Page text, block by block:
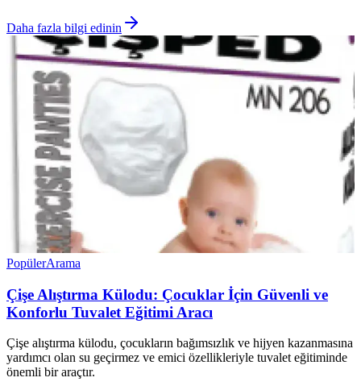
Daha fazla bilgi edinin
PopülerArama
Çişe Alıştırma Külodu: Çocuklar İçin Güvenli ve
Konforlu Tuvalet Eğitimi Aracı
Çişe alıştırma külodu, çocukların bağımsızlık ve hijyen kazanmasına
yardımcı olan su geçirmez ve emici özellikleriyle tuvalet eğitiminde
önemli bir araçtır.